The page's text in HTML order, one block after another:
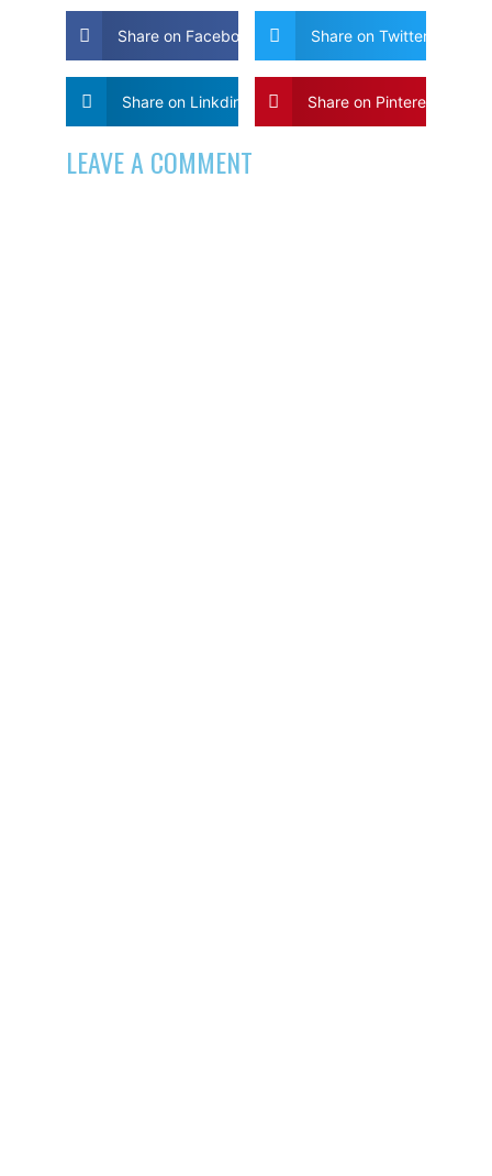
Share on Facebook Share on Twitter
Share on Linkdin Share on Pinterest
LEAVE A COMMENT